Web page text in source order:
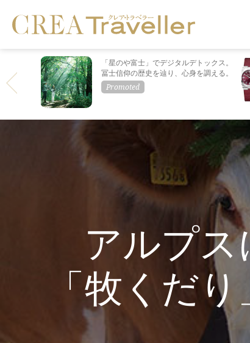
「星のや富士」でデジタルデトックス。
冨士信仰の歴史を辿り、心身を調える。
アルプ
「牧くだ